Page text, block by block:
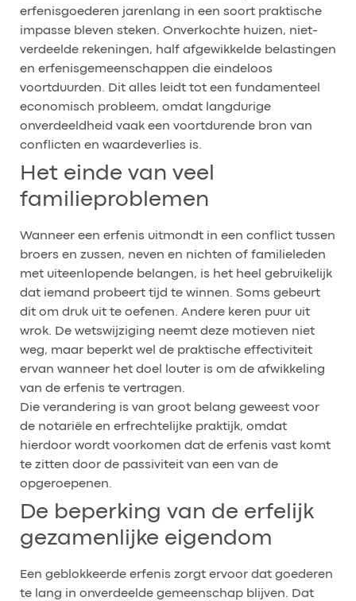
erfenisgoederen jarenlang in een soort praktische
impasse bleven steken. Onverkochte huizen, niet-
verdeelde rekeningen, half afgewikkelde belastingen
en erfenisgemeenschappen die eindeloos
voortduurden. Dit alles leidt tot een fundamenteel
economisch probleem, omdat langdurige
onverdeeldheid vaak een voortdurende bron van
conflicten en waardeverlies is.
Het einde van veel
familieproblemen
Wanneer een erfenis uitmondt in een conflict tussen
broers en zussen, neven en nichten of familieleden
met uiteenlopende belangen, is het heel gebruikelijk
dat iemand probeert tijd te winnen. Soms gebeurt
dit om druk uit te oefenen. Andere keren puur uit
wrok. De wetswijziging neemt deze motieven niet
weg, maar beperkt wel de praktische effectiviteit
ervan wanneer het doel louter is om de afwikkeling
van de erfenis te vertragen.
Die verandering is van groot belang geweest voor
de notariële en erfrechtelijke praktijk, omdat
hierdoor wordt voorkomen dat de erfenis vast komt
te zitten door de passiviteit van een van de
opgeroepenen.
De beperking van de erfelijk
gezamenlijke eigendom
Een geblokkeerde erfenis zorgt ervoor dat goederen
te lang in onverdeelde gemeenschap blijven. Dat